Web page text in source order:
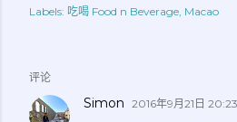
Labels: 吃喝 Food n Beverage Macao
评论
Simon 2016年9月21日 20:23